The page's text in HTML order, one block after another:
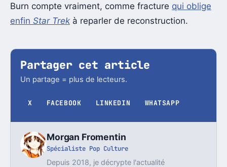
Burn compte vraiment, comme fracture qui oblige
enfin Star Trek à reparler de reconstruction.
Partager cet article
Un partage = plus de lecteurs.
X FACEBOOK LINKEDIN WHATSAPP
Morgan Fromentin
Spécialiste Pop Culture
Depuis 2018, je décrypte l'actualité